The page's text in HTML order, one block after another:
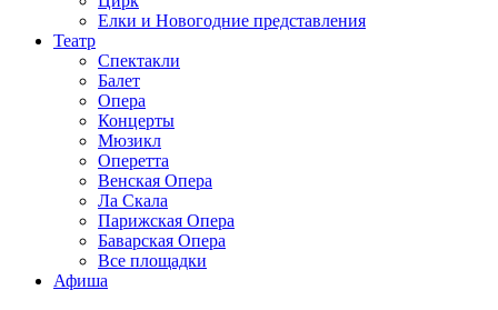
Елки и Новогодние представления
Театр
Спектакли
Балет
Опера
Концерты
Мюзикл
Оперетта
Венская Опера
Ла Скала
Парижская Опера
Баварская Опера
Все площадки
Афиша